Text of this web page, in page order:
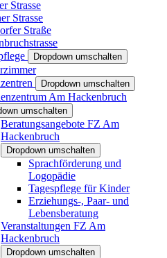
Strasse
Strasse
Straße
Dropdown umschalten
Dropdown umschalten
Am Hackenbruch
umschalten
Beratungsangebote FZ Am
Hackenbruch
Dropdown umschalten
Sprachförderung und
Logopädie
Tagespflege für Kinder
Erziehungs-, Paar- und
Lebensberatung
Veranstaltungen FZ Am
Hackenbruch
Dropdown umschalten